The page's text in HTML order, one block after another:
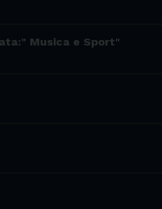
Musica e Sport"